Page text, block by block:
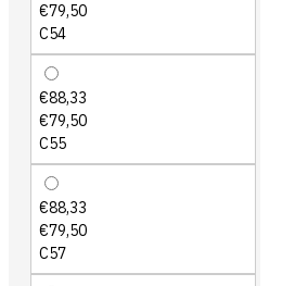
€79,50
C54
€88,33
€79,50
C55
€88,33
€79,50
C57